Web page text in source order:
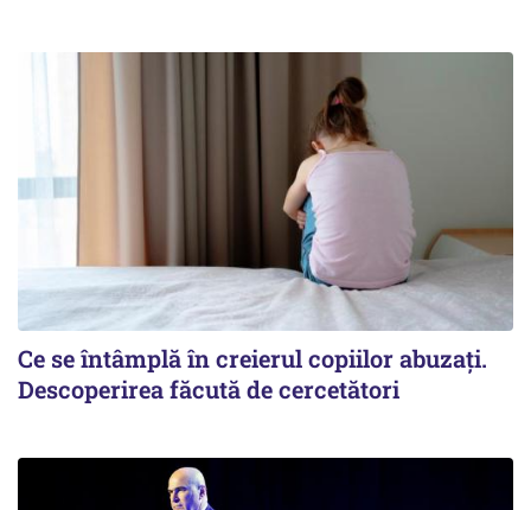
Ce se întâmplă în creierul copiilor abuzați.
Descoperirea făcută de cercetători